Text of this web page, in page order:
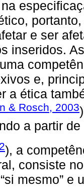
e ser
inseridos.
e,
a ética
& Rosch, 2003
a partir
), a
consiste
mesmo” e